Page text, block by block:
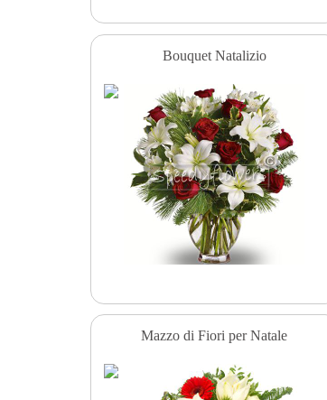
Bouquet Natalizio
Mazzo di Fiori per Natale